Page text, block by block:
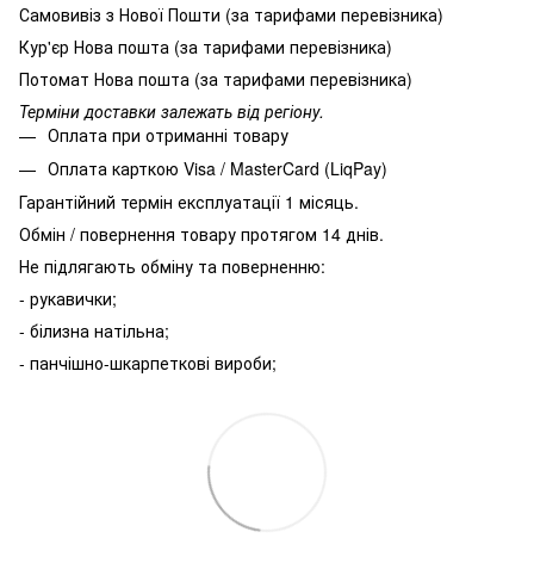
Самовивіз з Нової Пошти (за тарифами перевізника)
Кур'єр Нова пошта (за тарифами перевізника)
Потомат Нова пошта (за тарифами перевізника)
Терміни доставки залежать від регіону.
Оплата при отриманні товару
Оплата карткою Visa / MasterCard (LiqPay)
Гарантійний термін експлуатації 1 місяць.
Обмін / повернення товару протягом 14 днів.
Не підлягають обміну та поверненню:
- рукавички;
- білизна натільна;
- панчішно-шкарпеткові вироби;